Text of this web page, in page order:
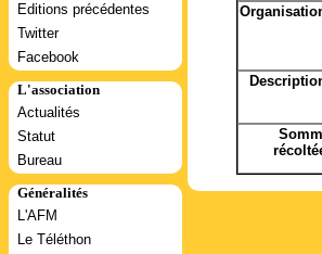
Editions précédentes
Twitter
Facebook
L'association
Actualités
Statut
Bureau
Généralités
L'AFM
Le Téléthon